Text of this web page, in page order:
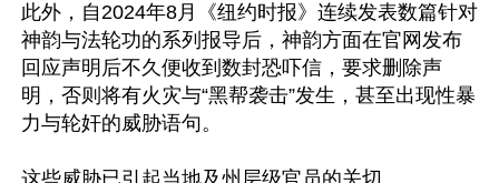
此外，自2024年8月《纽约时报》连续发表数篇针对
神韵与法轮功的系列报导后，神韵方面在官网发布
回应声明后不久便收到数封恐吓信，要求删除声
明，否则将有火灾与“黑帮袭击”发生，甚至出现性暴
力与轮奸的威胁语句。
这些威胁已引起当地及州层级官员的关切。